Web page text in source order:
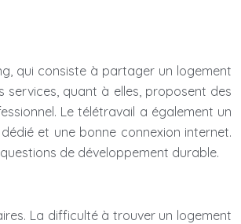
qui consiste à partager un logement
services, quant à elles, proposent des
Le télétravail a également un
et une bonne connexion internet.
de développement durable.
La difficulté à trouver un logement